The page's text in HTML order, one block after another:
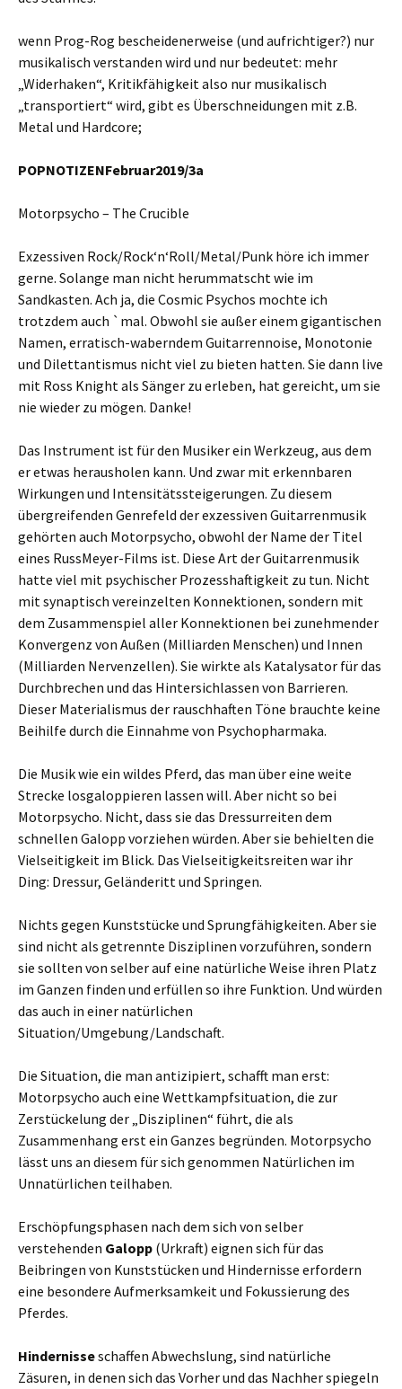
wenn Prog-Rog bescheidenerweise (und aufrichtiger?) nur
musikalisch verstanden wird und nur bedeutet: mehr
„Widerhaken“, Kritikfähigkeit also nur musikalisch
„transportiert“ wird, gibt es Überschneidungen mit z.B.
Metal und Hardcore;
POPNOTIZENFebruar2019/3a
Motorpsycho – The Crucible
Exzessiven Rock/Rock‘n‘Roll/Metal/Punk höre ich immer
gerne. Solange man nicht herummatscht wie im
Sandkasten. Ach ja, die Cosmic Psychos mochte ich
trotzdem auch `mal. Obwohl sie außer einem gigantischen
Namen, erratisch-waberndem Guitarrennoise, Monotonie
und Dilettantismus nicht viel zu bieten hatten. Sie dann live
mit Ross Knight als Sänger zu erleben, hat gereicht, um sie
nie wieder zu mögen. Danke!
Das Instrument ist für den Musiker ein Werkzeug, aus dem
er etwas herausholen kann. Und zwar mit erkennbaren
Wirkungen und Intensitätssteigerungen. Zu diesem
übergreifenden Genrefeld der exzessiven Guitarrenmusik
gehörten auch Motorpsycho, obwohl der Name der Titel
eines RussMeyer-Films ist. Diese Art der Guitarrenmusik
hatte viel mit psychischer Prozesshaftigkeit zu tun. Nicht
mit synaptisch vereinzelten Konnektionen, sondern mit
dem Zusammenspiel aller Konnektionen bei zunehmender
Konvergenz von Außen (Milliarden Menschen) und Innen
(Milliarden Nervenzellen). Sie wirkte als Katalysator für das
Durchbrechen und das Hintersichlassen von Barrieren.
Dieser Materialismus der rauschhaften Töne brauchte keine
Beihilfe durch die Einnahme von Psychopharmaka.
Die Musik wie ein wildes Pferd, das man über eine weite
Strecke losgaloppieren lassen will. Aber nicht so bei
Motorpsycho. Nicht, dass sie das Dressurreiten dem
schnellen Galopp vorziehen würden. Aber sie behielten die
Vielseitigkeit im Blick. Das Vielseitigkeitsreiten war ihr
Ding: Dressur, Geländeritt und Springen.
Nichts gegen Kunststücke und Sprungfähigkeiten. Aber sie
sind nicht als getrennte Disziplinen vorzuführen, sondern
sie sollten von selber auf eine natürliche Weise ihren Platz
im Ganzen finden und erfüllen so ihre Funktion. Und würden
das auch in einer natürlichen
Situation/Umgebung/Landschaft.
Die Situation, die man antizipiert, schafft man erst:
Motorpsycho auch eine Wettkampfsituation, die zur
Zerstückelung der „Disziplinen“ führt, die als
Zusammenhang erst ein Ganzes begründen. Motorpsycho
lässt uns an diesem für sich genommen Natürlichen im
Unnatürlichen teilhaben.
Erschöpfungsphasen nach dem sich von selber
verstehenden Galopp (Urkraft) eignen sich für das
Beibringen von Kunststücken und Hindernisse erfordern
eine besondere Aufmerksamkeit und Fokussierung des
Pferdes.
Hindernisseschaffen Abwechslung, sind natürliche
Zäsuren, in denen sich das Vorher und das Nachher spiegeln